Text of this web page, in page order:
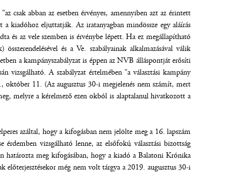
csak abban az esetben érvényes, amennyiben azt az érintett
kiadóhoz eljuttatják. Az iratanyagban mindössze egy aláírás
és az vele szemben is érvénybe lépett. Ha ez megállapítható
és a Ve. szabályainak alkalmazásával válik
a kampányszabályzat is éppen az NVB álláspontját erősíti
vizsgálható. A szabályzat értelmében "a választási kampány
11. (Az augusztus 30-i megjelenés nem számít, mert
melyre a kérelmező ezen okból is alaptalanul hivatkozott a
azáltal, hogy a kifogásban nem jelölte meg a 16. lapszám
vizsgálható lenne, az elsőfokú választási bizottság
határozta meg kifogásában, hogy a kiadó a Balatoni Krónika
előterjesztésekor még nem volt tárgya a 2019. augusztus 30-i